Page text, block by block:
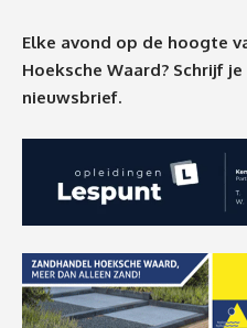
Elke avond op de hoogte
Hoeksche Waard? Schrijf je
nieuwsbrief.